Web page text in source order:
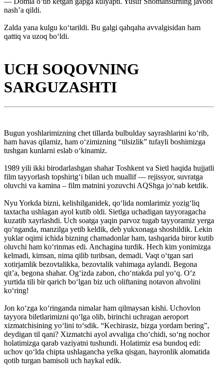
nash’a qildi.
Zalda yana kulgu ko‘tarildi. Bu galgi qahqaha avvalgisidan ham
qattiq va uzoq bo‘ldi.
UCH SOQOVNING
SARGUZASHTI
Bugun yoshlarimizning chet tillarda bulbulday sayrashlarini ko‘rib,
ham havas qilamiz, ham o‘zimizning “tilsizlik” tufayli boshimizga
tushgan ­kunlarni eslab o‘kinamiz.
1989 yili ikki birodarlashgan shahar Toshkent va Sietl haqida hujjatli
film tayyorlash topshirig‘i bilan uch muallif — rejissyor, suvratga
oluvchi va kamina – film matnini yozuvchi AQShga jo‘nab ketdik.
Nyu Yorkda bizni, kelishilganidek, qo‘lida nomlarimiz yozig‘liq
taxtacha ushlagan ayol kutib oldi. Sietlga uchadigan tayyoragacha
kuzatib xayrlashdi. Uch soatga yaqin parvoz tugab tayyoramiz yerga
qo‘nganda, manzilga yetib keldik, deb yukxonaga shoshildik. Lekin
yuklar oqimi ichida bizning chamadonlar ham, tashqarida biror kutib
oluvchi ham ko‘rinmas edi. Anchagina turdik. Hech kim yonimizga
kelmadi, kimsan, nima qilib turibsan, demadi. Vaqt o‘tgan sari
xotirjamlik bezovtalikka, bezovtalik vahimaga aylandi. Begona
qit’a, begona shahar. Og‘izda zabon, cho‘ntakda pul yo‘q. O‘z
yurtida tili bir qarich bo‘lgan biz uch oliftaning notavon ahvolini
ko‘ring!
Jon ko‘zga ko‘ringanda nimalar ham qilmaysan kishi. Uchovlon
tayyora biletlarimizni qo‘lga olib, birinchi uchragan aeroport
xizmatchisining yo‘lini to‘sdik. “Kechirasiz, bizga yordam bering”,
deydigan til qani? Xizmatchi ayol avvaliga cho‘chidi, so‘ng nochor
holatimizga qarab vaziyatni tushundi. Holatimiz esa bundoq edi:
uchov qo‘lda chipta ushlagancha yelka qisgan, hayronlik alomatida
qotib turgan bamisoli uch haykal edik.